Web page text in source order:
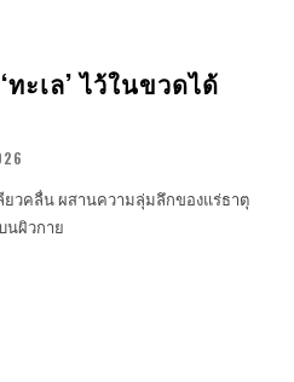
ะเล’ ไว้ในขวดได้
วคลื่น ผสานความลุ่มลึกของแร่ธาตุ
นผิวกาย